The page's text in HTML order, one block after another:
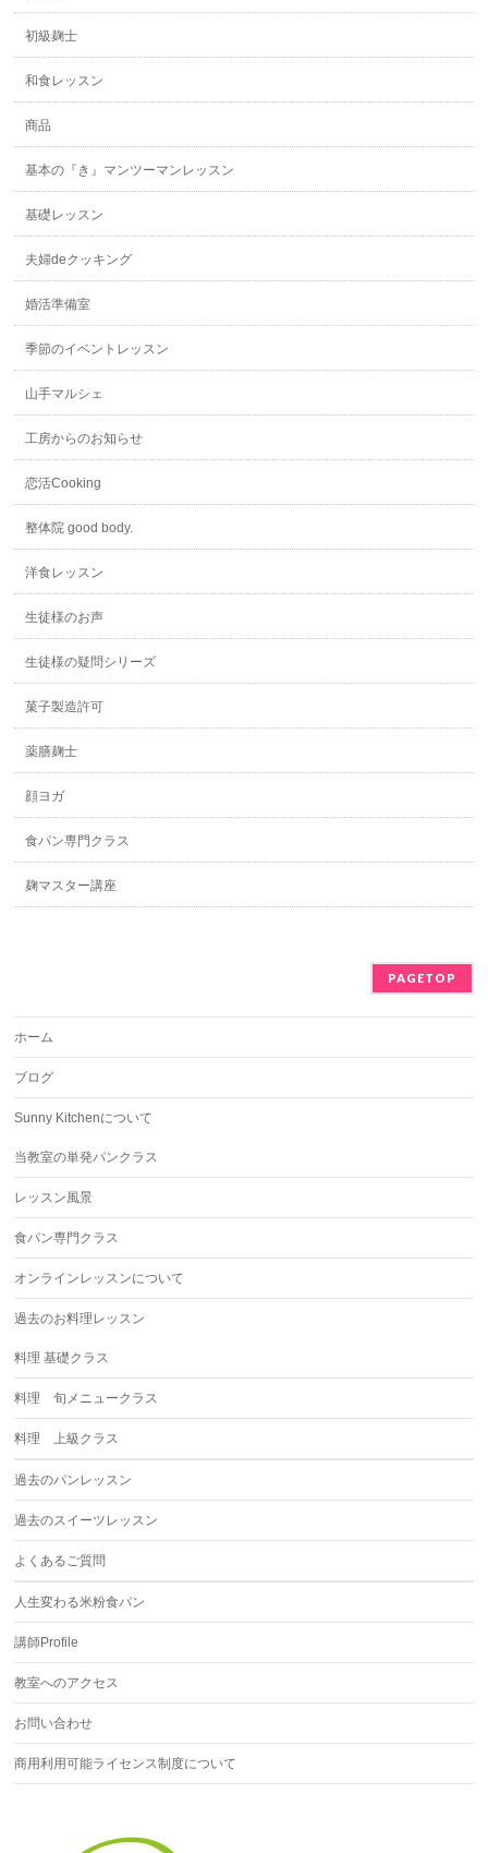
初級麹士
和食レッスン
商品
基本の『き』マンツーマンレッスン
基礎レッスン
夫婦deクッキング
婚活準備室
季節のイベントレッスン
山手マルシェ
工房からのお知らせ
恋活Cooking
整体院 good body.
洋食レッスン
生徒様のお声
生徒様の疑問シリーズ
菓子製造許可
薬膳麹士
顔ヨガ
食パン専門クラス
麹マスター講座
PAGETOP
ホーム
ブログ
Sunny Kitchenについて
当教室の単発パンクラス
レッスン風景
食パン専門クラス
オンラインレッスンについて
過去のお料理レッスン
料理 基礎クラス
料理 旬メニュークラス
料理 上級クラス
過去のパンレッスン
過去のスイーツレッスン
よくあるご質問
人生変わる米粉食パン
講師Profile
教室へのアクセス
お問い合わせ
商用利用可能ライセンス制度について